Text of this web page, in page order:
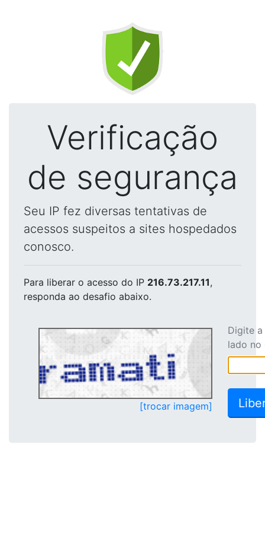
Verificação
de segurança
Seu IP fez diversas tentativas de
acessos suspeitos a sites hospedados
conosco.
Para liberar o acesso do IP 216.73.217.11,
responda ao desafio abaixo.
[trocar imagem]
Digite
lado no